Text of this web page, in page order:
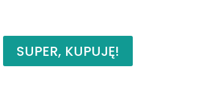
SUPER, KUPUJĘ!